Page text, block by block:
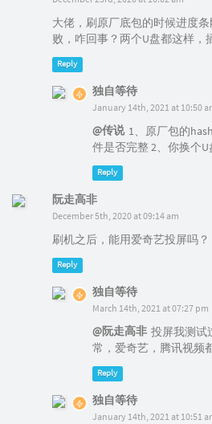
大佬，刷原厂底包的时候进度
败，咋回事？两个U盘都这样，
Reply
独自等待
January 14th, 2021 at 10:50
@传说 1、原厂包的
件是否完整 2、你换个
Reply
阮走高非
December 5th, 2020 at 09:14 am
刷机之后，能用爱奇艺投屏吗？
Reply
独自等待
March 14th, 2021 at 07:27 pm
@阮走高非 投屏我测试
常，爱奇艺，腾讯视频
Reply
独自等待
January 14th, 2021 at 10:51